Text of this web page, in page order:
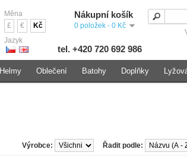
Jazyk
Měna
£
€ Kč
Nákupní košík
0 položek - 0 Kč
tel. +420 720 692 986
Řadit podle:
Výrobce:
Helmy Oblečení Batohy Doplňky